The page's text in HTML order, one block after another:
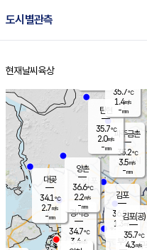
도시별관측
홈
현재날씨 육상
경서동
34.7℃
3.4 m/s
파주금촌
35.2℃
3.5m/s
-mm
대곶
34.1℃
2.7m/s
-mm
탄현
35.7℃
2.0m/s
-mm
김포
36.2℃
1.3 m/s
mm
부천
양촌
36.6℃
2.2m/s
-mm
구로
김포(공)
35.7℃
4.3m/s
35.7℃
1.4m/s
-mm